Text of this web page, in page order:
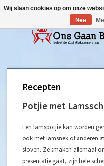
Recepten
Potjie met
Een lamspotjie kan worden
ook met lamsnek of anderen
stoven. Ze smaken allemaal
presentatie gaat, zijn hele
Wij slaan cookies op om onze
Nee